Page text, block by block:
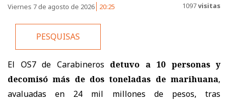
Viernes 7 de agosto de 2026 20:25 1097visitas
PESQUISAS
El OS7 de Carabineros detuvo a 10 personas y
decomisó más de dos toneladas de marihuana,
avaluadas en 24 mil millones de pesos, tras